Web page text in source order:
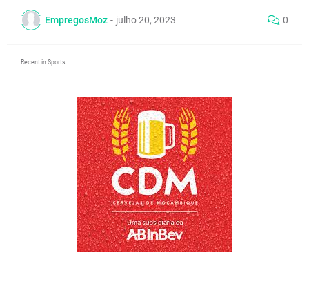
EmpregosMoz - julho 20, 2023 0
Recent in Sports